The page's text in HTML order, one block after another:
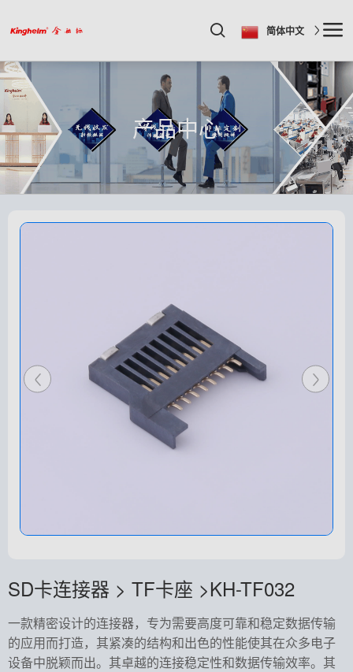
简体中文
产品中心
SD卡连接器 > TF卡座 >KH-TF032
一款精密设计的连接器，专为需要高度可靠和稳定数据传输
的应用而打造，其紧凑的结构和出色的性能使其在众多电子
设备中脱颖而出。其卓越的连接稳定性和数据传输效率。其